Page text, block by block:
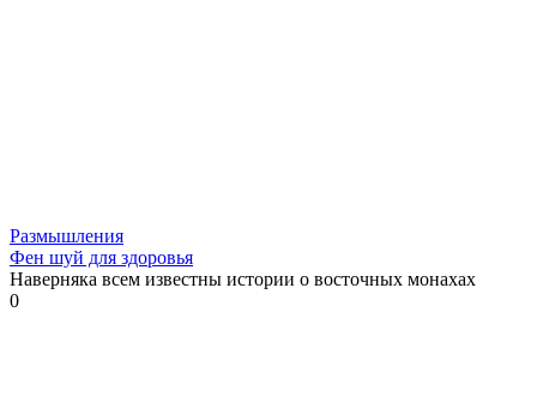
Размышления
Фен шуй для здоровья
Наверняка всем известны истории о восточных монахах
0